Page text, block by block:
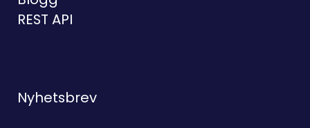
REST API
Nyhetsbrev